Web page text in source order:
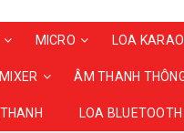
MICRO LOA
MIXER ÂM THANH
LOA